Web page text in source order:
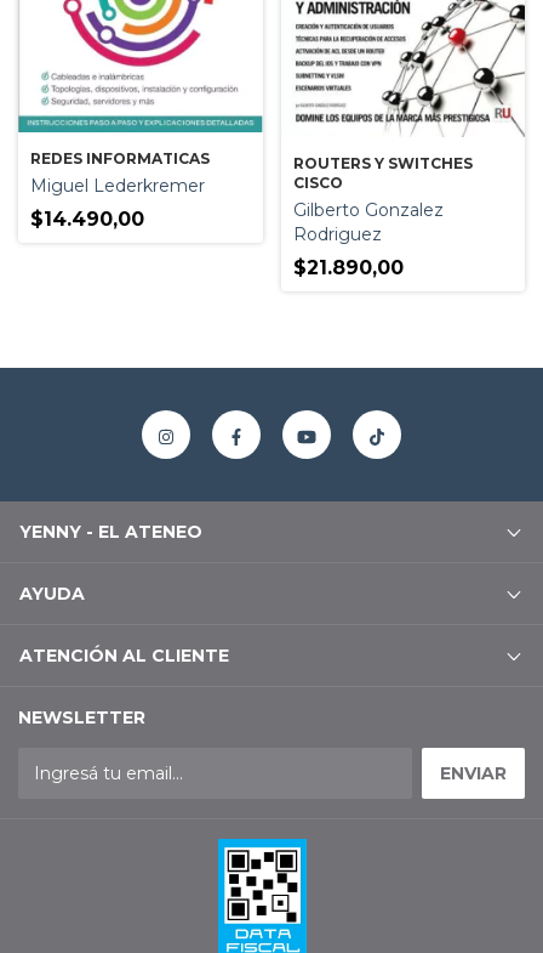
REDES INFORMATICAS
Miguel Lederkremer
$14.490,00
ROUTERS Y SWITCHES
CISCO
Gilberto Gonzalez
Rodriguez
$21.890,00
YENNY - EL ATENEO
AYUDA
ATENCIÓN AL CLIENTE
NEWSLETTER